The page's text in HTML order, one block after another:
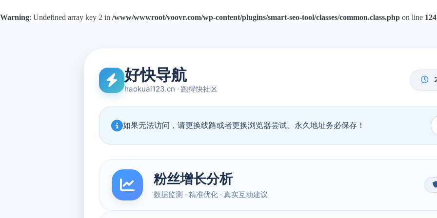
Warning: Undefined array key 2 in /www/wwwroot/voovr.com/wp-content/plugins/smart-seo-tool/classes/common.class.php on line